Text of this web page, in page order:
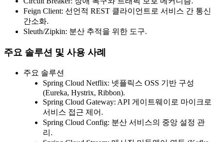
Feign Client: 선언적 REST 클라이언트로 서비스 간 통신
간소화.
Sleuth/Zipkin: 분산 추적을 위한 도구.
주요 솔루션 및 사용 사례
주요 솔루션
Spring Cloud Netflix: 넷플릭스 OSS 기반 구성
(Eureka, Hystrix, Ribbon).
Spring Cloud Gateway: API 게이트웨이로 마이크로
서비스 접근 제어.
Spring Cloud Config: 분산 서비스의 중앙 설정 관
리.